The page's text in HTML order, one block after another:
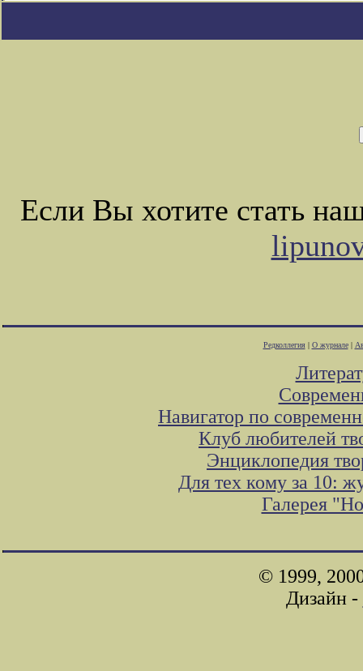
Если Вы хотите стать
Редколлегия| О журнале|
Навигатор по
Клуб любителей
Энциклопедия
Для тех кому за 10:
Галерея
© 1999,
Дизайн -